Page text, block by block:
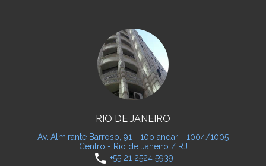
RIO DE JANEIRO
Av. Almirante Barroso, 91 - 10o andar - 1004/1005
Centro - Rio de Janeiro / RJ
phone +55 21 2524 5939